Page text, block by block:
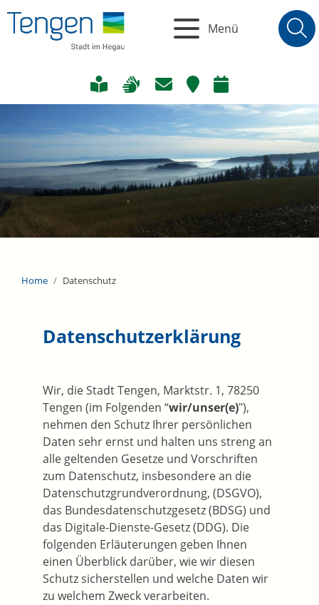
Menü
Home Datenschutz
Datenschutzerklärung
Wir, die Stadt Tengen, Marktstr. 1, 78250
Tengen (im Folgenden “wir/unser(e)"),
nehmen den Schutz Ihrer persönlichen
Daten sehr ernst und halten uns streng an
alle geltenden Gesetze und Vorschriften
zum Datenschutz, insbesondere an die
Datenschutzgrundverordnung, (DSGVO),
das Bundesdatenschutzgesetz (BDSG) und
das Digitale-Dienste-Gesetz (DDG). Die
folgenden Erläuterungen geben Ihnen
einen Überblick darüber, wie wir diesen
Schutz sicherstellen und welche Daten wir
zu welchem Zweck verarbeiten.